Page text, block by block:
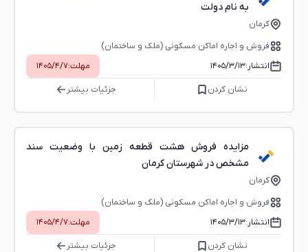
به نام دولت
کرمان
فروش و اجاره اماکن مسکونی (ملک و ساختمان)
انتشار:۱۴۰۵/۳/۱۳ مهلت:۱۴۰۵/۴/۷
نشان کردن جزئیات بیشتر
مزایده فروش هشت قطعه زمین با وضعیت سند
مشخص در شهرستان کرمان
کرمان
فروش و اجاره اماکن مسکونی (ملک و ساختمان)
انتشار:۱۴۰۵/۳/۱۳ مهلت:۱۴۰۵/۴/۷
نشان کردن جزئیات بیشتر